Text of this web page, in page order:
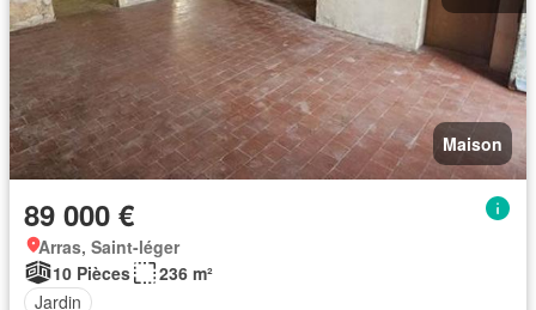
Maison
89 000 €
Arras, Saint-léger
10 Pièces
236 m²
Jardin